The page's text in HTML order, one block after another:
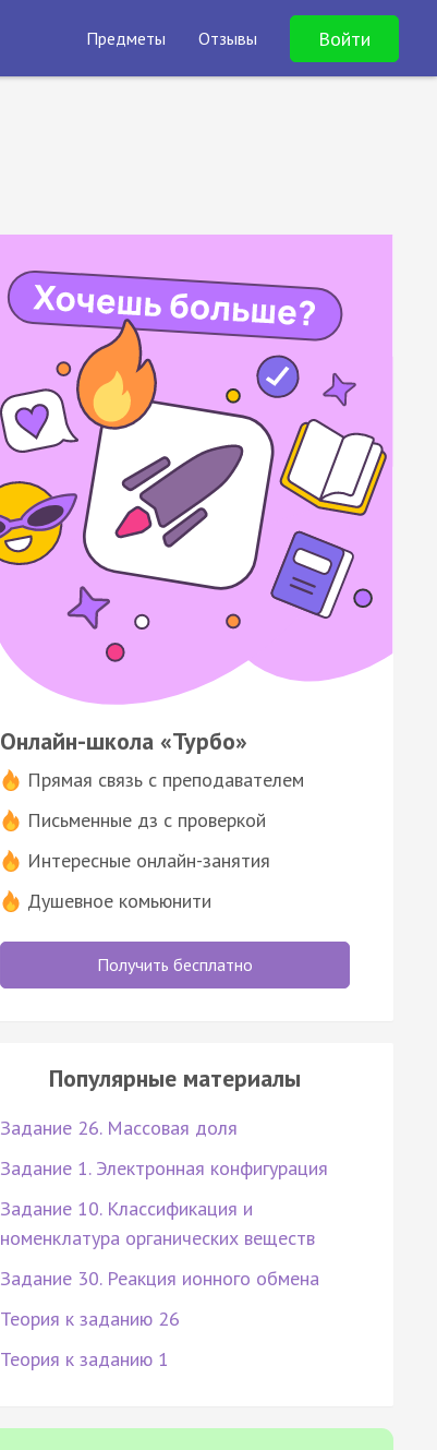
Предметы Отзывы Войти
Онлайн-школа «Турбо»
Прямая связь с преподавателем
Письменные дз с проверкой
Интересные онлайн-занятия
Душевное комьюнити
Получить бесплатно
Популярные материалы
Задание 26. Массовая доля
Задание 1. Электронная конфигурация
Задание 10. Классификация и
номенклатура органических веществ
Задание 30. Реакция ионного обмена
Теория к заданию 26
Теория к заданию 1